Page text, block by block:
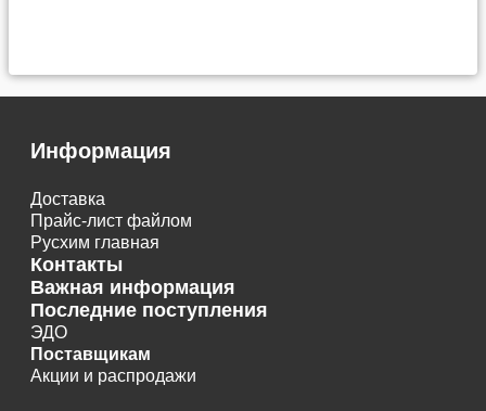
Информация
Доставка
Прайс-лист файлом
Русхим главная
Контакты
Важная информация
Последние поступления
ЭДО
Поставщикам
Акции и распродажи